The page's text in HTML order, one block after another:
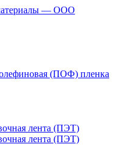
(ПОФ) пленка
лента (ПЭТ)
лента (ПЭТ)